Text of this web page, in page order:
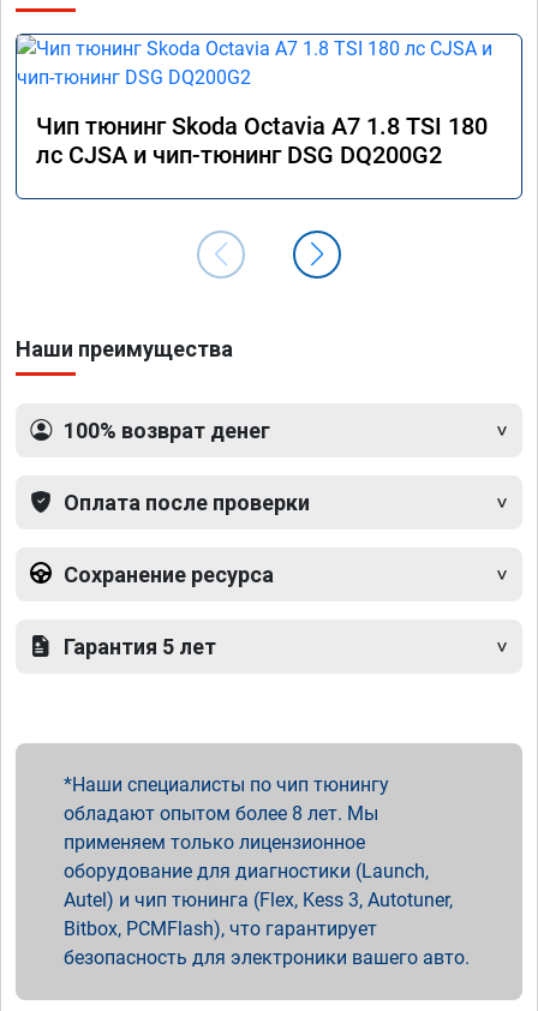
Чип тюнинг Skoda Octavia A7 1.8 TSI 180
лс CJSA и чип-тюнинг DSG DQ200G2
Наши преимущества
100% возврат денег
Оплата после проверки
Сохранение ресурса
Гарантия 5 лет
Наши специалисты по чип тюнингу
обладают опытом более 8 лет. Мы
применяем только лицензионное
оборудование для диагностики (Launch,
Autel) и чип тюнинга (Flex, Kess 3, Autotuner,
Bitbox, PCMFlash), что гарантирует
безопасность для электроники вашего авто.